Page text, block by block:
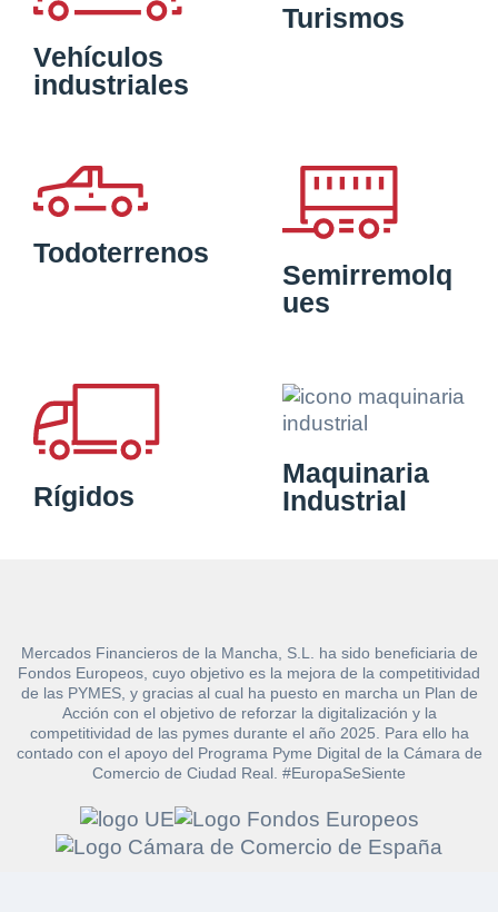
Vehículos
industriales
Turismos
Todoterrenos
Semirremolq
ues
Rígidos
Maquinaria
Industrial
Mercados Financieros de la Mancha, S.L. ha sido beneficiaria de
Fondos Europeos, cuyo objetivo es la mejora de la competitividad
de las PYMES, y gracias al cual ha puesto en marcha un Plan de
Acción con el objetivo de reforzar la digitalización y la
competitividad de las pymes durante el año 2025. Para ello ha
contado con el apoyo del Programa Pyme Digital de la Cámara de
Comercio de Ciudad Real. #EuropaSeSiente